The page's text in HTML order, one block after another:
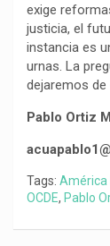
exige
justicia, el
instancia es
urnas. La
dejaremos de
Pablo Ortiz
Tags: América
OCDE, Pablo